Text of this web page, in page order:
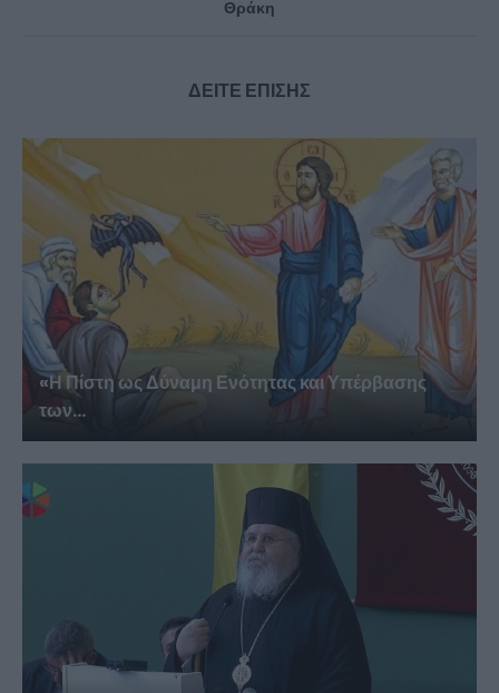
Θράκη
ΔΕΙΤΕ ΕΠΙΣΗΣ
«Η Πίστη ως Δύναμη Ενότητας και Υπέρβασης
των...